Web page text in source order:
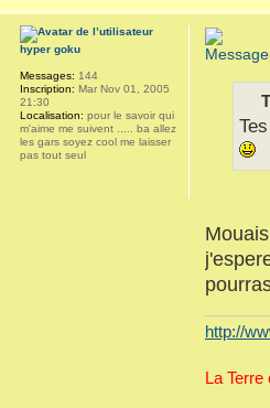
http://
La
hyper goku
Messages: 144
Inscription: Mar Nov 01, 2005
21:30
Localisation: pour le savoir qui
m'aime me suivent ..... ba allez
les gars soyez cool me laisser
pas tout seul